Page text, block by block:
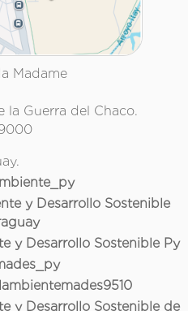
Madame
la Guerra del Chaco.
y Desarrollo Sostenible
y Desarrollo Sostenible Py
y Desarrollo Sostenible de